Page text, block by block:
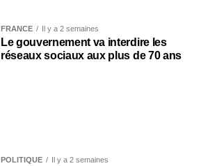
FRANCE Il y a 2 semaines
Le gouvernement va interdire les
réseaux sociaux aux plus de 70 ans
POLITIQUE Il y a 2 semaines